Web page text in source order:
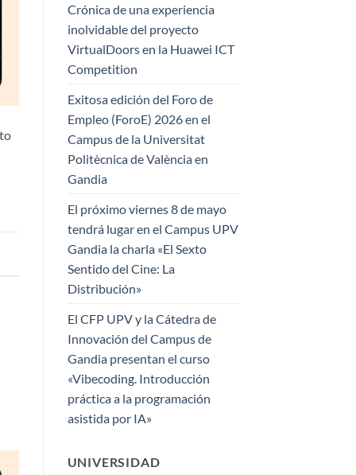
Crónica de una experiencia
inolvidable del proyecto
VirtualDoors en la Huawei ICT
Competition
Exitosa edición del Foro de
Empleo (ForoE) 2026 en el
Campus de la Universitat
Politècnica de València en
Gandia
El próximo viernes 8 de mayo
tendrá lugar en el Campus UPV
Gandia la charla «El Sexto
Sentido del Cine: La
Distribución»
El CFP UPV y la Cátedra de
Innovación del Campus de
Gandia presentan el curso
«Vibecoding. Introducción
práctica a la programación
asistida por IA»
UNIVERSIDAD